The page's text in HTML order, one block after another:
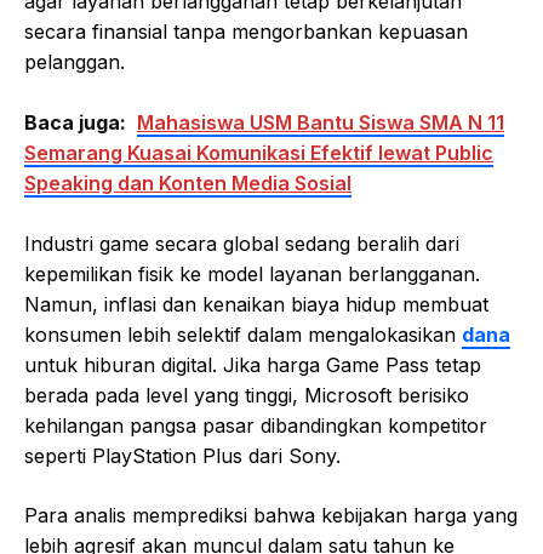
secara finansial tanpa mengorbankan kepuasan
pelanggan.
Baca juga: Mahasiswa USM Bantu Siswa SMA N 11
Semarang Kuasai Komunikasi Efektif lewat Public
Speaking dan Konten Media Sosial
Industri game secara global sedang beralih dari
kepemilikan fisik ke model layanan berlangganan.
Namun, inflasi dan kenaikan biaya hidup membuat
konsumen lebih selektif dalam mengalokasikan dana
untuk hiburan digital. Jika harga Game Pass tetap
berada pada level yang tinggi, Microsoft berisiko
kehilangan pangsa pasar dibandingkan kompetitor
seperti PlayStation Plus dari Sony.
Para analis memprediksi bahwa kebijakan harga yang
lebih agresif akan muncul dalam satu tahun ke